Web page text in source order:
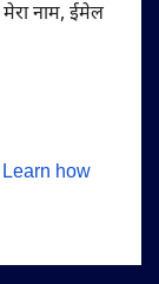
नाम, ईमेल
Learn how